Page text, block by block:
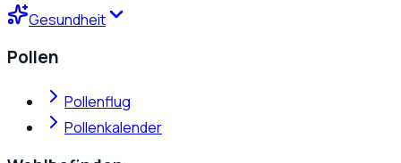
Gesundheit
Pollen
Pollenflug
Pollenkalender